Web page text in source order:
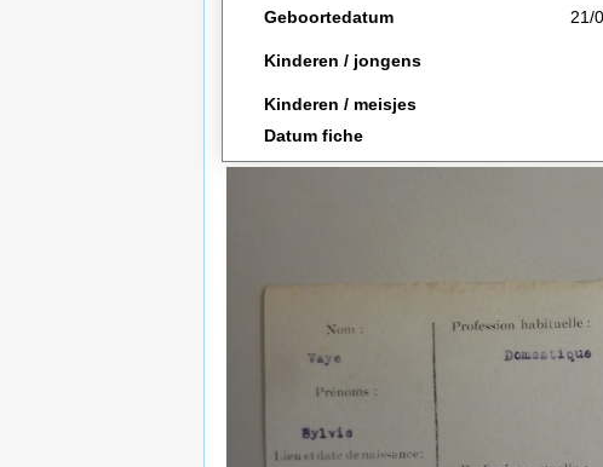
Geboortedatum
21/
Kinderen / jongens
Kinderen / meisjes
Datum fiche